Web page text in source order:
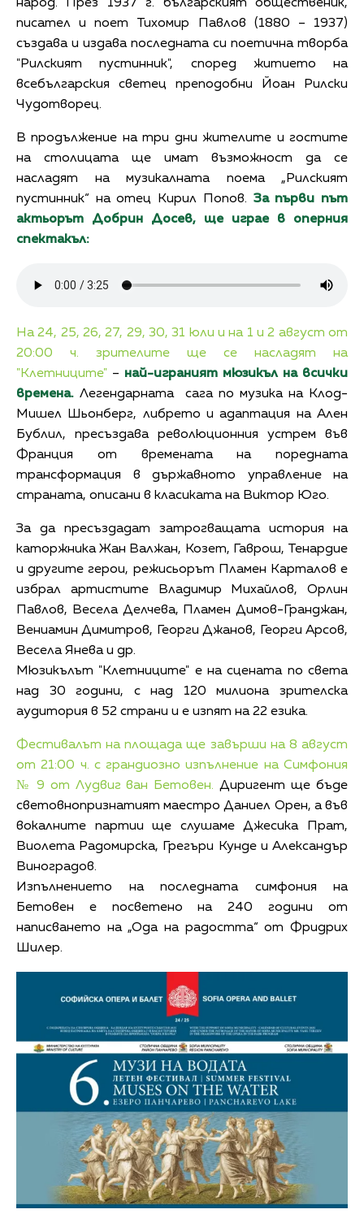
народ. През 1937 г. българският общественик,
писател и поет Тихомир Павлов (1880 – 1937)
създава и издава последната си поетична творба
"Рилският пустинник", според житието на
всебългарския светец преподобни Йоан Рилски
Чудотворец.
В продължение на три дни жителите и гостите
на столицата ще имат възможност да се
насладят на музикалната поема „Рилският
пустинник“ на отец Кирил Попов. За първи път
актьорът Добрин Досев, ще играе в оперния
спектакъл:
На 24, 25, 26, 27, 29, 30, 31 юли и на 1 и 2 август от
20:00 ч. зрителите ще се насладят на
"Клетниците" – най-играният мюзикъл на всички
времена. Легендарната сага по музика на Клод-
Мишел Шьонберг, либрето и адаптация на Ален
Бублил, пресъздава революционния устрем във
Франция от времената на поредната
трансформация в държавното управление на
страната, описани в класиката на Виктор Юго.
За да пресъздадат затрогващата история на
каторжника Жан Валжан, Козет, Гаврош, Тенардие
и другите герои, режисьорът Пламен Карталов е
избрал артистите Владимир Михайлов, Орлин
Павлов, Весела Делчева, Пламен Димов-Гранджан,
Вениамин Димитров, Георги Джанов, Георги Арсов,
Весела Янева и др.
Мюзикълът "Клетниците" е на сцената по света
над 30 години, с над 120 милиона зрителска
аудитория в 52 страни и е изпят на 22 езика.
Фестивалът на площада ще завърши на 8 август
от 21:00 ч. с грандиозно изпълнение на Симфония
№ 9 от Лудвиг ван Бетовен. Диригент ще бъде
световнопризнатият маестро Даниел Орен, а във
вокалните партии ще слушаме Джесика Прат,
Виолета Радомирска, Грегъри Кунде и Александър
Виноградов.
Изпълнението на последната симфония на
Бетовен е посветено на 240 години от
написването на „Ода на радостта“ от Фридрих
Шилер.